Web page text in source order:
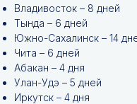
Владивосток – 8 дней
Тында – 6 дней
Южно-Сахалинск – 14
Чита – 6 дней
Абакан – 4 дня
Улан-Удэ – 5 дней
Иркутск – 4 дня